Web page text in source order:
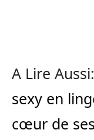
A Lire Aussi:
sexy en
cœur de